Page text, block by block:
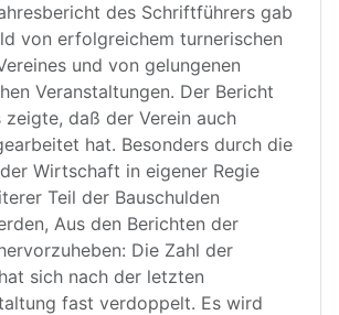
des Schriftführers gab
von erfolgreichem turnerischen
und von gelungenen
Veranstaltungen. Der Bericht
zeigte, daß der Verein auch
hat. Besonders durch die
Wirtschaft in eigener Regie
Teil der Bauschulden
Aus den Berichten der
Die Zahl der
sich nach der letzten
fast verdoppelt. Es wird